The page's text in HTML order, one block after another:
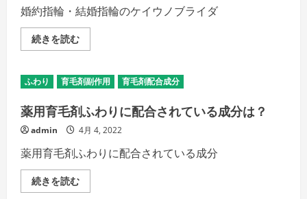
育
毛
な
の
か？
細
を
覧
く
だ
さ
い
婚約指輪・結婚指輪のケイウノブライダ
続きを読む【ケ
イ
ブ
ラ
ダ
ル】
婚
約
輪・
結
婚
指
輪
ふわり 育毛剤副作用 育毛剤配合成分
薬用育毛剤ふわりに配合されている成分は？
admin 4月 4, 2022
薬用育毛剤ふわりに配合されている成分
続きを読む薬
用